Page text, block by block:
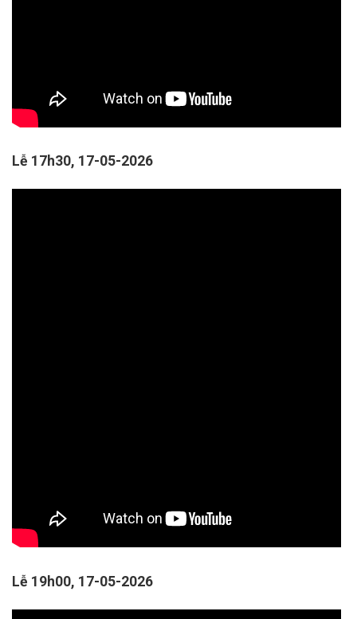
Lễ 17h30, 17-05-2026
Lễ 19h00, 17-05-2026